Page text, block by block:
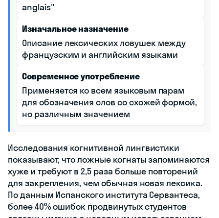
anglais"
Изначальное назначение
Описание лексических ловушек между
французским и английским языками
Современное употребление
Применяется ко всем языковым парам
для обозначения слов со схожей формой,
но различным значением
Исследования когнитивной лингвистики
показывают, что ложные когнаты запоминаются
хуже и требуют в 2,5 раза больше повторений
для закрепления, чем обычная новая лексика.
По данным Испанского института Сервантеса,
более 40% ошибок продвинутых студентов